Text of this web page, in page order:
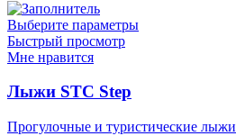
Выберите параметры
Быстрый просмотр
Мне нравится
Лыжи STC Step
Прогулочные и туристические лыжи